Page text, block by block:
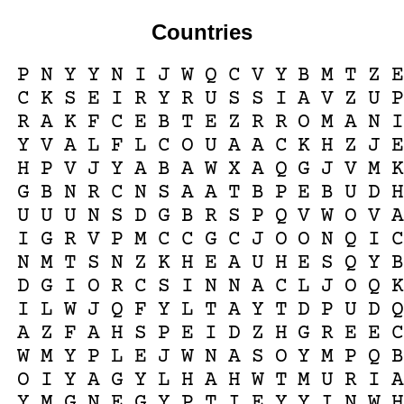
Countries
P N Y Y N I J W Q C V Y B M T Z E
C K S E I R Y R U S S I A V Z U P
R A K F C E B T E Z R R O M A N I
Y V A L F L C O U A A C K H Z J E
H P V J Y A B A W X A Q G J V M K
G B N R C N S A A T B P E B U D H
U U U N S D G B R S P Q V W O V A
I G R V P M C C G C J O O N Q I C
N M T S N Z K H E A U H E S Q Y B
D G I O R C S I N N A C L J O Q K
I L W J Q F Y L T A Y T D P U D Q
A Z F A H S P E I D Z H G R E E C
W M Y P L E J W N A S O Y M P Q B
O I Y A G Y L H A H W T M U R I A